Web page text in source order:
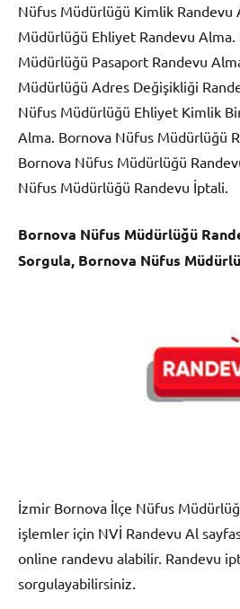
Nüfus Müdürlüğü Kimlik Randevu
Müdürlüğü Ehliyet Randevu
Müdürlüğü Pasaport Randevu
Müdürlüğü Adres Değişikliği
Nüfus Müdürlüğü Ehliyet Kimlik
Alma. Bornova Nüfus Müdürlüğü
Bornova Nüfus Müdürlüğü
Nüfus Müdürlüğü Randevu İptali.
Bornova Nüfus Müdürlüğü
Sorgula, Bornova Nüfus
İzmir Bornova İlçe Nüfus
işlemler için NVİ Randevu Al
online randevu alabilir. Randevu
sorgulayabilirsiniz.